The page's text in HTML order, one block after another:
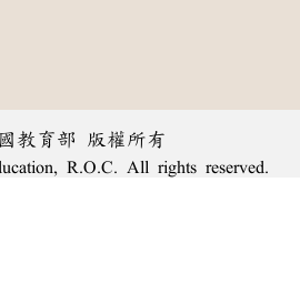
教育部 版權所有
R.O.C. All rights reserved.